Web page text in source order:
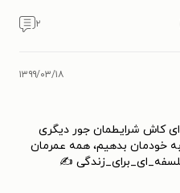
۲
۱۳۹۹/۰۳/۱۸
کاش شرایطمان جور دیگری
به خودمان بدهیم، همه عمرمان
✍